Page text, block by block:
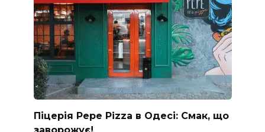
Піцерія Pepe Pizza в Одесі: Смак, що